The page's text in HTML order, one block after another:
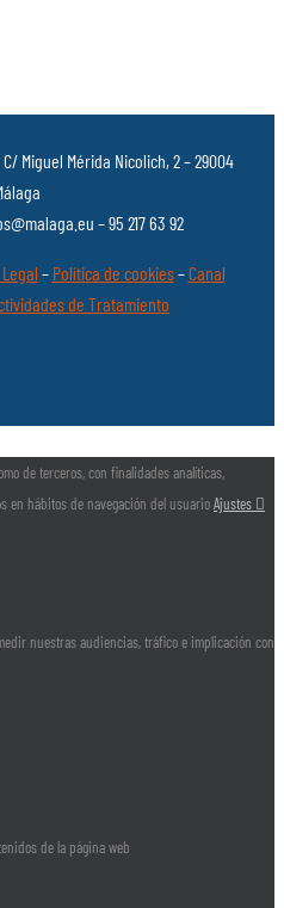
Miguel Mérida Nicolich, 2 – 29004
– 95 217 63 92
– Política de cookies–Canal
de Tratamiento
de terceros, con finalidades analíticas,
en hábitos de navegación del usuarioAjustes
nuestras audiencias, tráfico e implicación con
de la página web